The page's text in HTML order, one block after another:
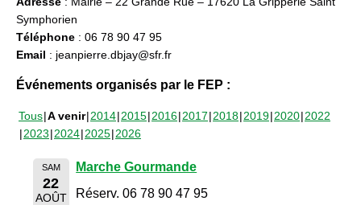
Symphorien
Téléphone : 06 78 90 47 95
Email : jeanpierre.dbjay@sfr.fr
Événements organisés par le FEP :
Tous A venir 2014 2015 2016 2017 2018 2019 2020 2022
2023 2024 2025 2026
SAM
22
AOÛT
Marche Gourmande
Réserv. 06 78 90 47 95